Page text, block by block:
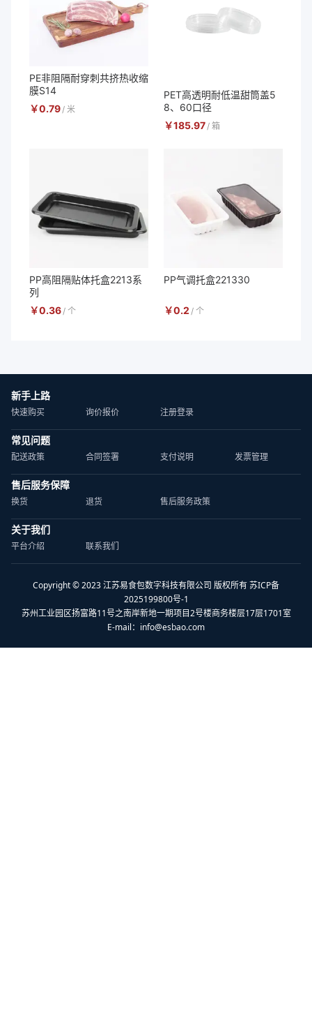
PE非阻隔耐穿刺共挤热收缩
膜S14
￥0.79 / 米
PET高透明耐低温甜筒盖5
8、60口径
￥185.97 / 箱
PP高阻隔贴体托盒2213系
列
￥0.36 / 个
PP气调托盒221330
￥0.2 / 个
新手上路
快速购买 询价报价 注册登录
常见问题
配送政策 合同签署 支付说明 发票管理
售后服务保障
换货 退货 售后服务政策
关于我们
平台介绍 联系我们
Copyright © 2023 江苏易食包数字科技有限公司 版权所有 苏ICP备
2025199800号-1
苏州工业园区扬富路11号之南岸新地一期项目2号楼商务楼层17层1701室
E-mail： info@esbao.com